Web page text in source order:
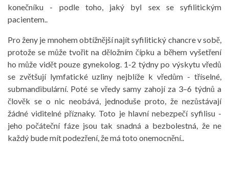
konečníku - podle toho, jaký byl sex se syfilitickým
pacientem..
Pro ženy je mnohem obtížnější najít syfilitický chancre v sobě,
protože se může tvořit na děložním čípku a během vyšetření
ho může vidět pouze gynekolog. 1-2 týdny po výskytu vředů
se zvětšují lymfatické uzliny nejblíže k vředům - tříselné,
submandibulární. Poté se vředy samy zahojí za 3–6 týdnů a
člověk se o nic neobává, jednoduše proto, že nezůstávají
žádné viditelné příznaky. Toto je hlavní nebezpečí syfilisu -
jeho počáteční fáze jsou tak snadná a bezbolestná, že ne
každý bude mít podezření, že má toto onemocnění..